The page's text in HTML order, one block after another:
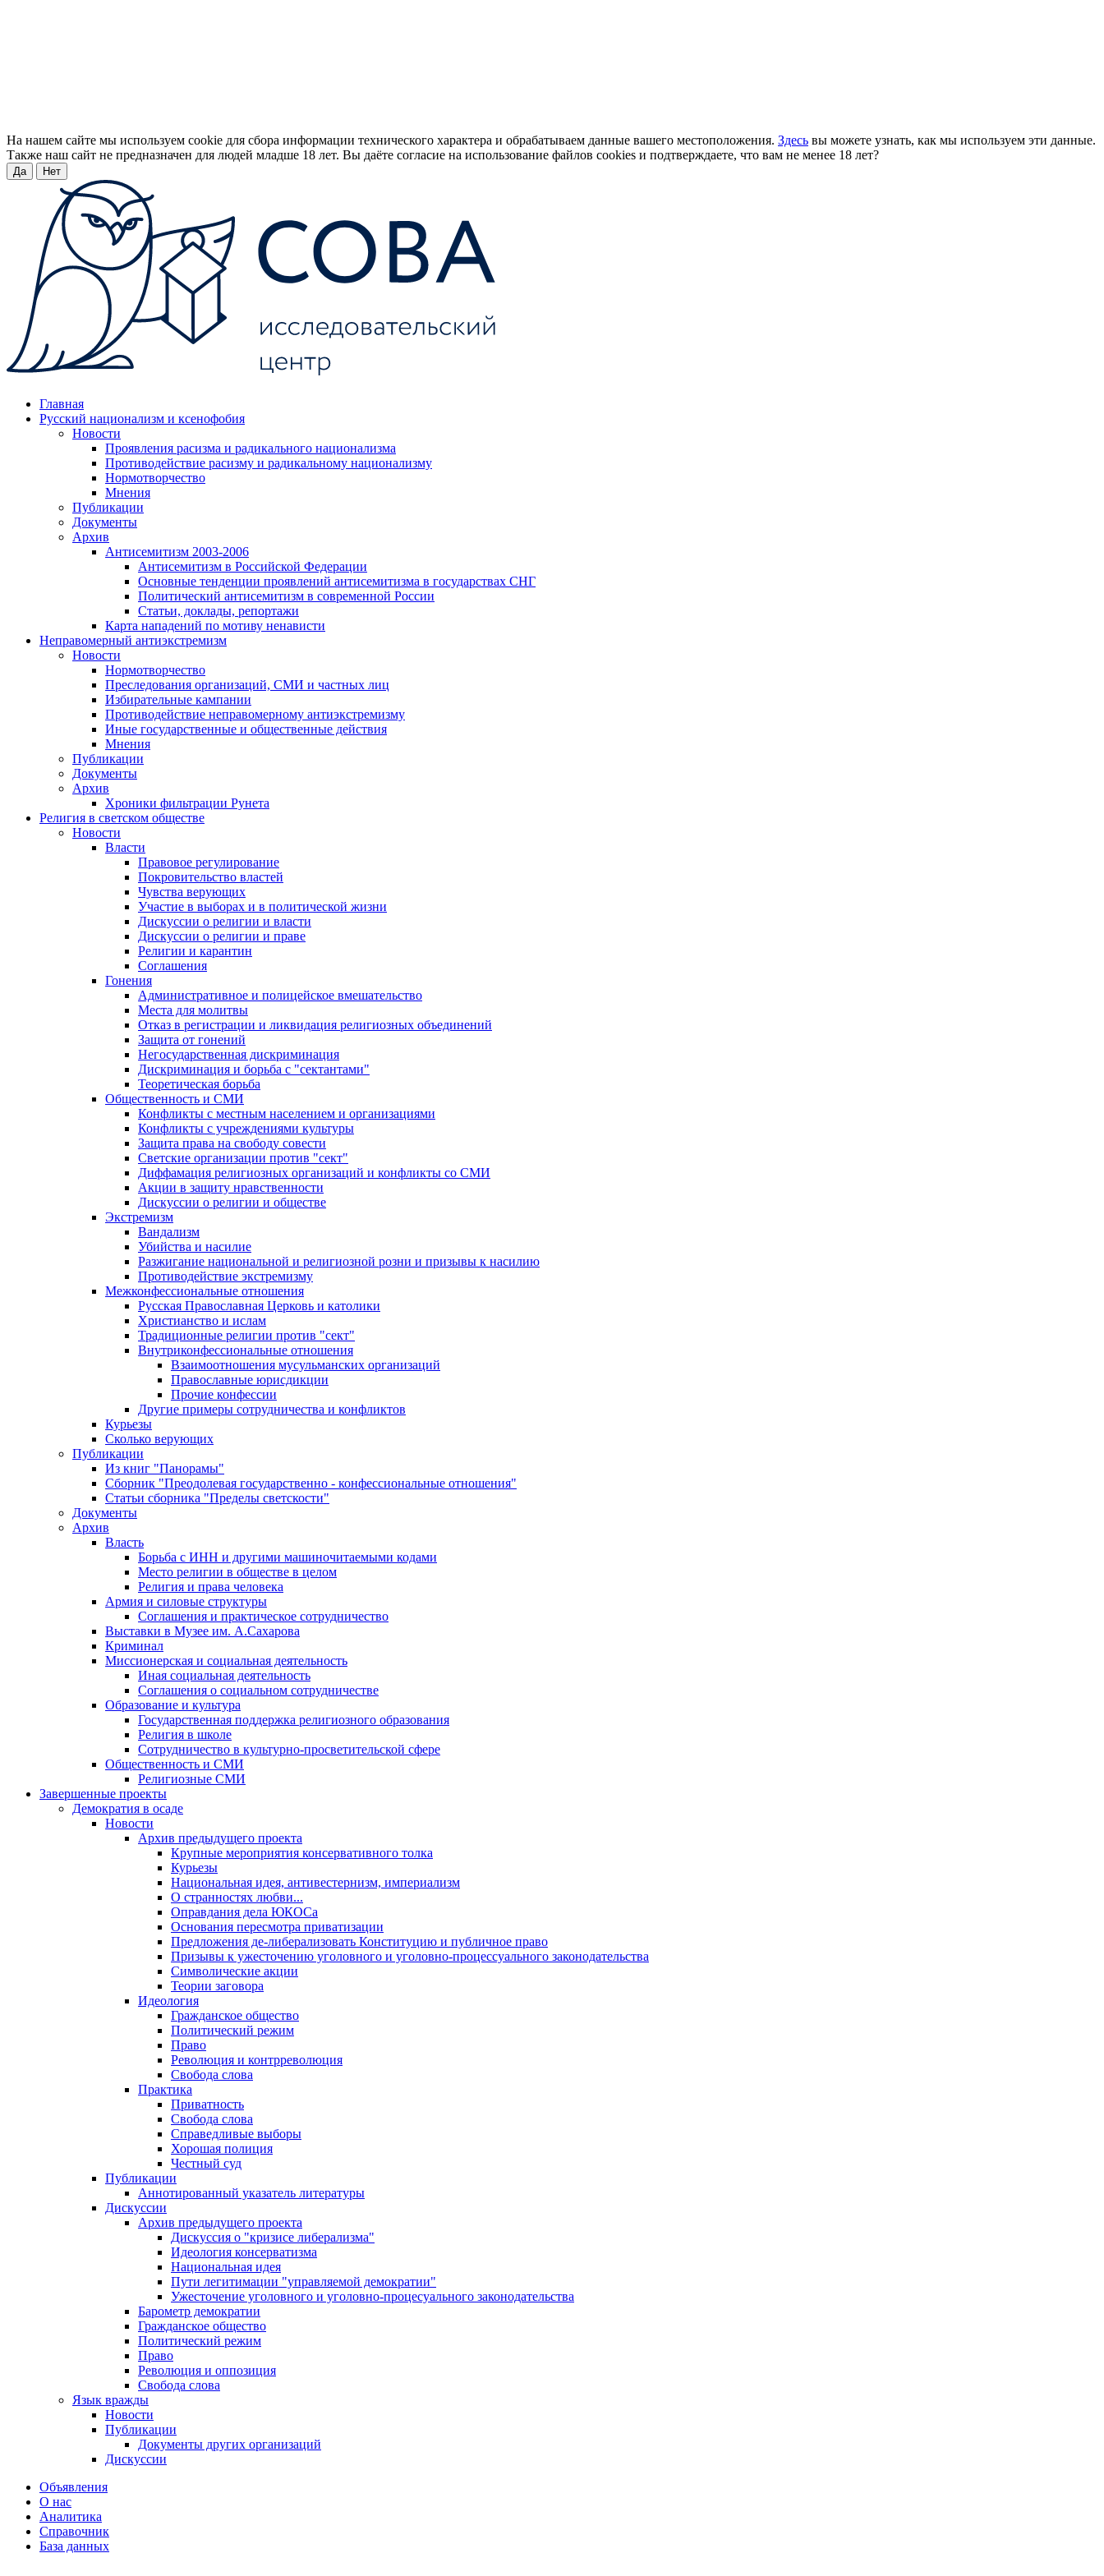
На нашем сайте мы используем cookie для сбора информации технического характера и обрабатываем данные вашего местоположения. Здесь вы можете узнать, как мы используем эти данные.
Также наш сайт не предназначен для людей младше 18 лет. Вы даёте согласие на использование файлов cookies и подтверждаете, что вам не менее 18 лет?
Да Нет
Главная
Русский национализм и ксенофобия
Новости
Проявления расизма и радикального национализма
Противодействие расизму и радикальному национализму
Нормотворчество
Мнения
Публикации
Документы
Архив
Антисемитизм 2003-2006
Антисемитизм в Российской Федерации
Основные тенденции проявлений антисемитизма в государствах СНГ
Политический антисемитизм в современной России
Статьи, доклады, репортажи
Карта нападений по мотиву ненависти
Неправомерный антиэкстремизм
Новости
Нормотворчество
Преследования организаций, СМИ и частных лиц
Избирательные кампании
Противодействие неправомерному антиэкстремизму
Иные государственные и общественные действия
Мнения
Публикации
Документы
Архив
Хроники фильтрации Рунета
Религия в светском обществе
Новости
Власти
Правовое регулирование
Покровительство властей
Чувства верующих
Участие в выборах и в политической жизни
Дискуссии о религии и власти
Дискуссии о религии и праве
Религии и карантин
Соглашения
Гонения
Административное и полицейское вмешательство
Места для молитвы
Отказ в регистрации и ликвидация религиозных объединений
Защита от гонений
Негосударственная дискриминация
Дискриминация и борьба с "сектантами"
Теоретическая борьба
Общественность и СМИ
Конфликты с местным населением и организациями
Конфликты с учреждениями культуры
Защита права на свободу совести
Светские организации против "сект"
Диффамация религиозных организаций и конфликты со СМИ
Акции в защиту нравственности
Дискуссии о религии и обществе
Экстремизм
Вандализм
Убийства и насилие
Разжигание национальной и религиозной розни и призывы к насилию
Противодействие экстремизму
Межконфессиональные отношения
Русская Православная Церковь и католики
Христианство и ислам
Традиционные религии против "сект"
Внутриконфессиональные отношения
Взаимоотношения мусульманских организаций
Православные юрисдикции
Прочие конфессии
Другие примеры сотрудничества и конфликтов
Курьезы
Сколько верующих
Публикации
Из книг "Панорамы"
Сборник "Преодолевая государственно - конфессиональные отношения"
Статьи сборника "Пределы светскости"
Документы
Архив
Власть
Борьба с ИНН и другими машиночитаемыми кодами
Место религии в обществе в целом
Религия и права человека
Армия и силовые структуры
Соглашения и практическое сотрудничество
Выставки в Музее им. А.Сахарова
Криминал
Миссионерская и социальная деятельность
Иная социальная деятельность
Соглашения о социальном сотрудничестве
Образование и культура
Государственная поддержка религиозного образования
Религия в школе
Сотрудничество в культурно-просветительской сфере
Общественность и СМИ
Религиозные СМИ
Завершенные проекты
Демократия в осаде
Новости
Архив предыдущего проекта
Крупные мероприятия консервативного толка
Курьезы
Национальная идея, антивестернизм, империализм
О странностях любви...
Оправдания дела ЮКОСа
Основания пересмотра приватизации
Предложения де-либерализовать Конституцию и публичное право
Призывы к ужесточению уголовного и уголовно-процессуального законодательства
Символические акции
Теории заговора
Идеология
Гражданское общество
Политический режим
Право
Революция и контрреволюция
Свобода слова
Практика
Приватность
Свобода слова
Справедливые выборы
Хорошая полиция
Честный суд
Публикации
Аннотированный указатель литературы
Дискуссии
Архив предыдущего проекта
Дискуссия о "кризисе либерализма"
Идеология консерватизма
Национальная идея
Пути легитимации "управляемой демократии"
Ужесточение уголовного и уголовно-процесуального законодательства
Барометр демократии
Гражданское общество
Политический режим
Право
Революция и оппозиция
Свобода слова
Язык вражды
Новости
Публикации
Документы других организаций
Дискуссии
Объявления
О нас
Аналитика
Справочник
База данных